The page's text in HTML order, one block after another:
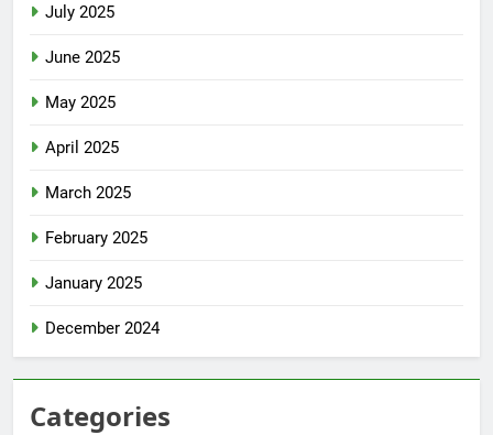
July 2025
June 2025
May 2025
April 2025
March 2025
February 2025
January 2025
December 2024
Categories